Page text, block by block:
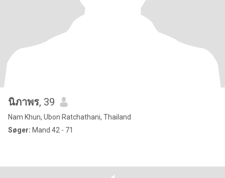
นิภาพร, 39
Nam Khun, Ubon Ratchathani, Thailand
Søger: Mand 42 - 71